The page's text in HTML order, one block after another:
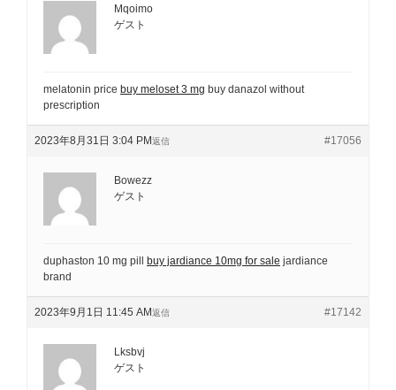
Mqoimo
ゲスト
melatonin price buy meloset 3 mg buy danazol without
prescription
2023年8月31日 3:04 PM #17056
返信
Bowezz
ゲスト
duphaston 10 mg pill buy jardiance 10mg for sale jardiance
brand
2023年9月1日 11:45 AM #17142
返信
Lksbvj
ゲスト